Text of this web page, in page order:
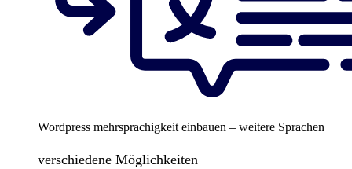
Wordpress mehrsprachigkeit einbauen – weitere Sprachen
verschiedene Möglichkeiten